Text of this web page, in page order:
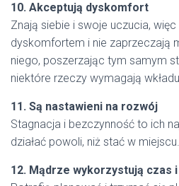
10. Akceptują dyskomfort
Znają siebie i swoje uczucia,
dyskomfortem i nie zaprzeczają
niego, poszerzając tym samym
niektóre rzeczy wymagają
11. Są nastawieni na rozwój
Stagnacja i bezczynność to ich
działać powoli, niż stać w miejscu.
12. Mądrze wykorzystują czas